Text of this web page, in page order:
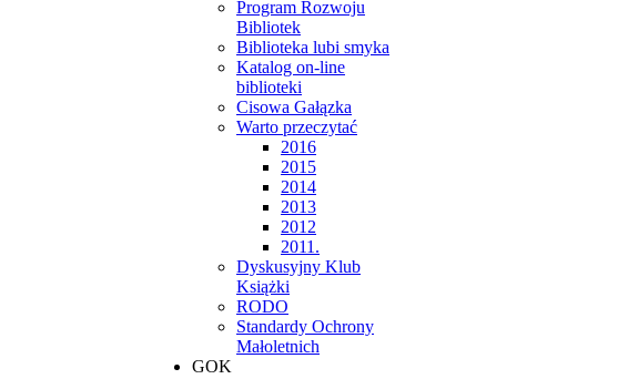
Program Rozwoju
Bibliotek
Biblioteka lubi smyka
Katalog on-line
biblioteki
Cisowa Gałązka
Warto przeczytać
2016
2015
2014
2013
2012
2011.
Dyskusyjny Klub
Książki
RODO
Standardy Ochrony
Małoletnich
GOK